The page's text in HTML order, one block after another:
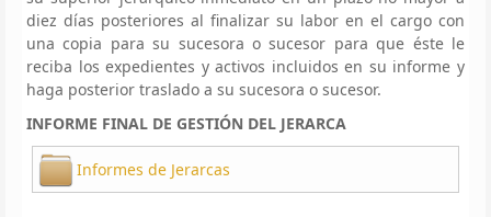
diez días posteriores al finalizar su labor en el cargo con
una copia para su sucesora o sucesor para que éste le
reciba los expedientes y activos incluidos en su informe y
haga posterior traslado a su sucesora o sucesor.
INFORME FINAL DE GESTIÓN DEL JERARCA
Informes de Jerarcas